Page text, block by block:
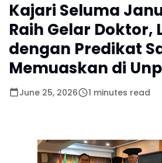
Kajari Seluma
Raih Gelar Doktor,
dengan Predikat
Memuaskan di
June 25, 2026 1 minutes read